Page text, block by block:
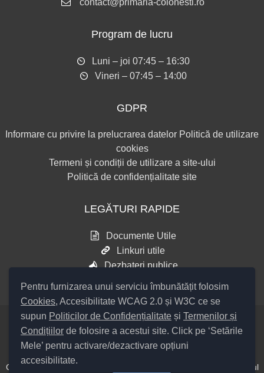
Pentru furnizarea unui serviciu îmbunătățit folosim
Cookies, Accesibilitate WCAG 2.0 și W3C ce se
supun Politicilor de Confidențialitate și Termenilor și
Condițiilor de folosire a acestui site. Click pe ‘Setările
Mele’ pentru activare/dezactivare opțiuni
accesibilitate.
contact@primaria-colonesti.ro
Program de lucru
Luni – joi 07:45 – 16:30
Vineri – 07:45 – 14:00
GDPR
Informare cu privire la prelucrarea datelor Politică de utilizare
cookies
Termeni și condiții de utilizare a site-ului
Politică de confidențialitate site
LEGĂTURI RAPIDE
Documente Utile
Linkuri utile
Dezbateri publice
Setări Cookies și Accesibilitate
Cod Județ 4 / Județul Bacău / Tipul UAT – 14 – C – Comună / Codul